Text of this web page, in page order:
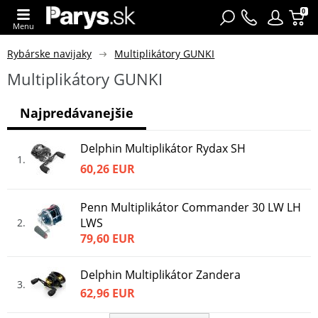
0
Menu
Rybárske navijaky Multiplikátory GUNKI
Multiplikátory GUNKI
1
Delphin Multiplikátor Rydax SH
60,26 EUR
2
Penn Multiplikátor Commander 30 LW LH
LWS
79,60 EUR
3
Delphin Multiplikátor Zandera
62,96 EUR
Najpredávanejšie